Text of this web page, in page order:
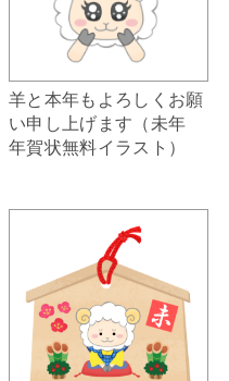
羊と本年もよろしくお願
い申し上げます（未年
年賀状無料イラスト）